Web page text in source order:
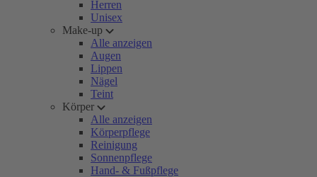
Herren
Unisex
Make-up
Alle anzeigen
Augen
Lippen
Nägel
Teint
Körper
Alle anzeigen
Körperpflege
Reinigung
Sonnenpflege
Hand- & Fußpflege